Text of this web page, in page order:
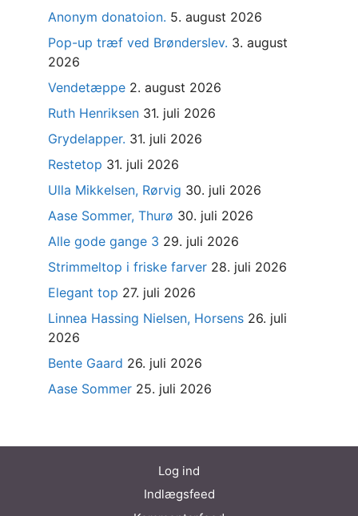
Anonym donatoion. 5. august 2026
Pop-up træf ved Brønderslev. 3. august
2026
Vendetæppe 2. august 2026
Ruth Henriksen 31. juli 2026
Grydelapper. 31. juli 2026
Restetop 31. juli 2026
Ulla Mikkelsen, Rørvig 30. juli 2026
Aase Sommer, Thurø 30. juli 2026
Alle gode gange 3 29. juli 2026
Strimmeltop i friske farver 28. juli 2026
Elegant top 27. juli 2026
Linnea Hassing Nielsen, Horsens 26. juli
2026
Bente Gaard 26. juli 2026
Aase Sommer 25. juli 2026
Log ind
Indlægsfeed